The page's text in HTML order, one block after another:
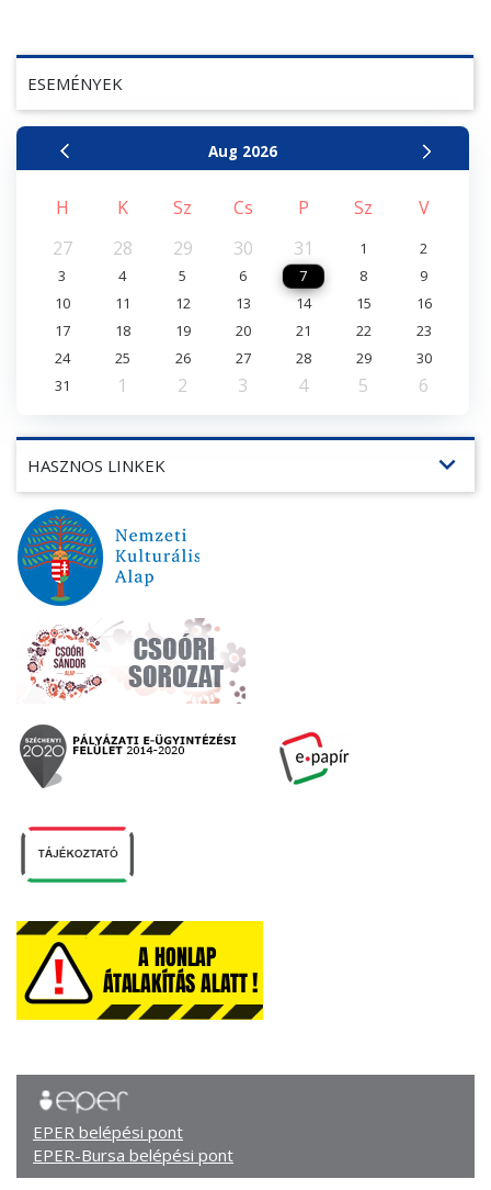
ESEMÉNYEK
Aug 2026
H K Sz Cs P Sz
V
27
28 29 30 31 1
2
3
4 5 6 7 8
9
10
11 12 13 14 15
16
17
18 19 20 21 22
23
24
25 26 27 28 29
30
31
1 2 3 4 5 6
EPER belépési pont
EPER-Bursa belépési pont
HASZNOS LINKEK expand_more